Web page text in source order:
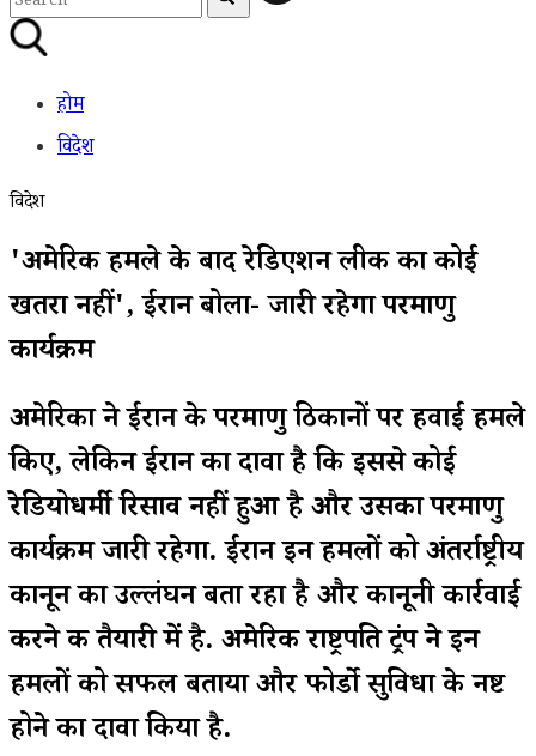
होम
विदेश
विदेश
'अमेरिकी हमले के बाद रेडिएशन लीक का कोई
खतरा नहीं', ईरान बोला- जारी रहेगा परमाणु
कार्यक्रम
अमेरिका ने ईरान के परमाणु ठिकानों पर हवाई हमले
किए, लेकिन ईरान का दावा है कि इससे कोई
रेडियोधर्मी रिसाव नहीं हुआ है और उसका परमाणु
कार्यक्रम जारी रहेगा. ईरान इन हमलों को अंतर्राष्ट्रीय
कानून का उल्लंघन बता रहा है और कानूनी कार्रवाई
करने की तैयारी में है. अमेरिकी राष्ट्रपति ट्रंप ने इन
हमलों को सफल बताया और फोर्डो सुविधा के नष्ट
होने का दावा किया है.